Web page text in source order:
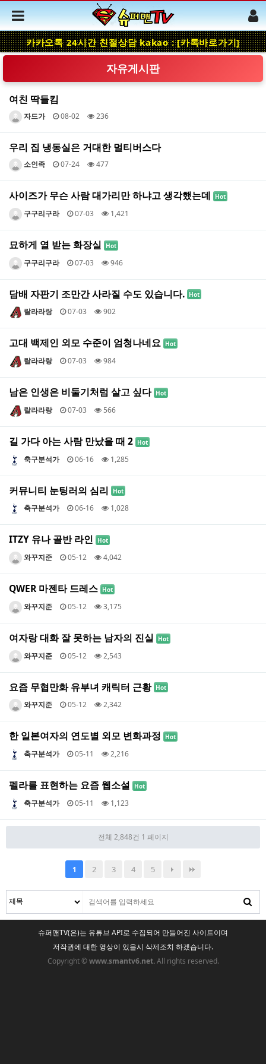
카카오톡 24시간 친절상담 kakao : [카톡바로가기]
자유게시판
여친 딱들킴
자드가 08-02 236
우리 집 냉동실은 거대한 멀티버스다
소인족 07-24 477
사이즈가 무슨 사람 대가리만 하냐고 생각했는데 Hot
구구리구라 07-03 1,421
묘하게 열 받는 화장실 Hot
구구리구라 07-03 946
담배 자판기 조만간 사라질 수도 있습니다. Hot
랄라라랑 07-03 902
고대 백제인 외모 수준이 엄청나네요 Hot
랄라라랑 07-03 984
남은 인생은 비둘기처럼 살고 싶다 Hot
랄라라랑 07-03 566
길 가다 아는 사람 만났을 때 2 Hot
축구분석가 06-16 1,285
커뮤니티 눈팅러의 심리 Hot
축구분석가 06-16 1,028
ITZY 유나 골반 라인 Hot
와꾸지준 05-12 4,042
QWER 마젠타 드레스 Hot
와꾸지준 05-12 3,175
여자랑 대화 잘 못하는 남자의 진실 Hot
와꾸지준 05-12 2,543
요즘 무협만화 유부녀 캐릭터 근황 Hot
와꾸지준 05-12 2,342
한 일본여자의 연도별 외모 변화과정 Hot
축구분석가 05-11 2,216
펠라를 표현하는 요즘 웹소설 Hot
축구분석가 05-11 1,123
전체 2,848건 1 페이지
1 2 3 4 5
슈퍼맨TV(은)는 유튜브 API로 수집되어 만들어진 사이트이며
저작권에 대한 영상이 있을시 삭제조치 하겠습니다.
Copyright ©www.smantv6.net.All rights reserved.